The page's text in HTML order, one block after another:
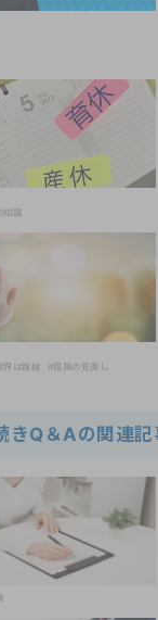
識
は複雑 #保険の見直し
きQ＆Aの関連記